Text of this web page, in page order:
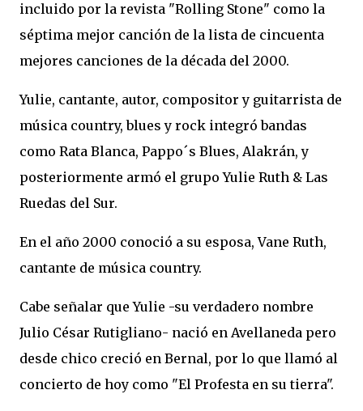
incluido por la revista "Rolling Stone" como la
séptima mejor canción de la lista de cincuenta
mejores canciones de la década del 2000.
Yulie, cantante, autor, compositor y guitarrista de
música country, blues y rock integró bandas
como Rata Blanca, Pappo´s Blues, Alakrán, y
posteriormente armó el grupo Yulie Ruth & Las
Ruedas del Sur.
En el año 2000 conoció a su esposa, Vane Ruth,
cantante de música country.
Cabe señalar que Yulie -su verdadero nombre
Julio César Rutigliano- nació en Avellaneda pero
desde chico creció en Bernal, por lo que llamó al
concierto de hoy como "El Profesta en su tierra".